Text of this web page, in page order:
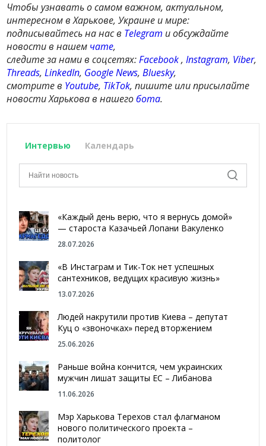
Чтобы узнавать о самом важном, актуальном,
интересном в Харькове, Украине и мире:
подписывайтесь на нас в Telegram и обсуждайте
новости в нашем чате,
следите за нами в соцсетях:Facebook,Instagram, Viber,
Threads,LinkedIn, Google News,Bluesky,
смотрите в Youtube, TikTok, пишите или присылайте
новости Харькова в нашегобота.
Интервью Календарь
«Каждый день верю, что я вернусь домой»
— староста Казачьей Лопани Вакуленко
28.07.2026
«В Инстаграм и Тик-Ток нет успешных
сантехников, ведущих красивую жизнь»
13.07.2026
Людей накрутили против Киева – депутат
Куц о «звоночках» перед вторжением
25.06.2026
Раньше война кончится, чем украинских
мужчин лишат защиты ЕС – Либанова
11.06.2026
Мэр Харькова Терехов стал флагманом
нового политического проекта –
политолог